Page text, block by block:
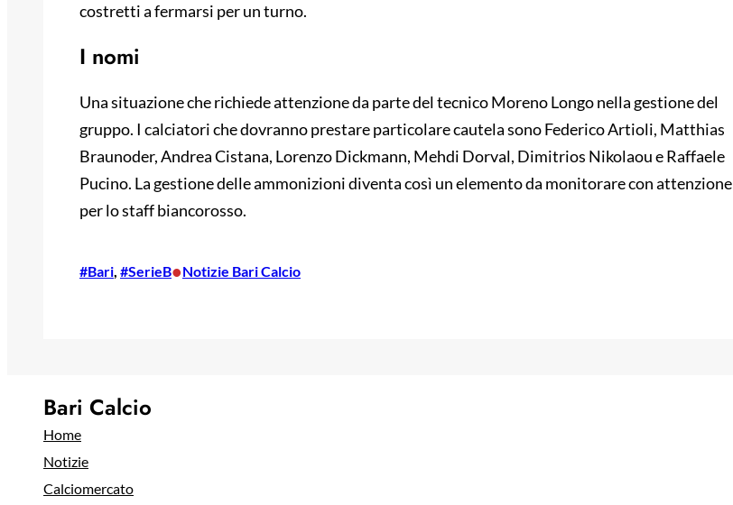
costretti a fermarsi per un turno.
I nomi
Una situazione che richiede attenzione da parte del tecnico Moreno Longo nella gestione del
gruppo. I calciatori che dovranno prestare particolare cautela sono Federico Artioli, Matthias
Braunoder, Andrea Cistana, Lorenzo Dickmann, Mehdi Dorval, Dimitrios Nikolaou e Raffaele
Pucino. La gestione delle ammonizioni diventa così un elemento da monitorare con attenzione
per lo staff biancorosso.
#Bari, #SerieB•Notizie Bari Calcio
Bari Calcio
Home
Notizie
Calciomercato